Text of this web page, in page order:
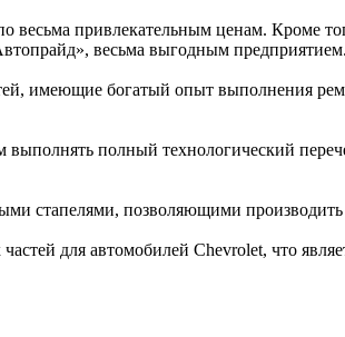
весьма привлекательным ценам. Кроме
весьма выгодным предприятием.
имеющие богатый опыт выполнения
полный технологический
стапелями, позволяющими
для автомобилей Chevrolet, что